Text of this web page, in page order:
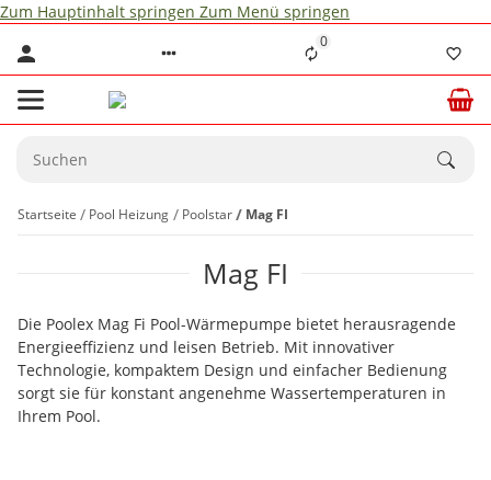
Zum Hauptinhalt springen Zum Menü springen
0
Startseite Pool Heizung Poolstar Mag FI
Mag FI
Die Poolex Mag Fi Pool-Wärmepumpe bietet herausragende
Energieeffizienz und leisen Betrieb. Mit innovativer
Technologie, kompaktem Design und einfacher Bedienung
sorgt sie für konstant angenehme Wassertemperaturen in
Ihrem Pool.